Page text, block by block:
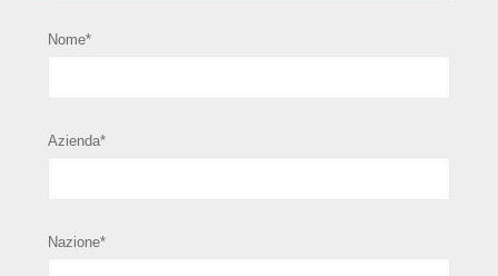
Nome*
Azienda*
Nazione*